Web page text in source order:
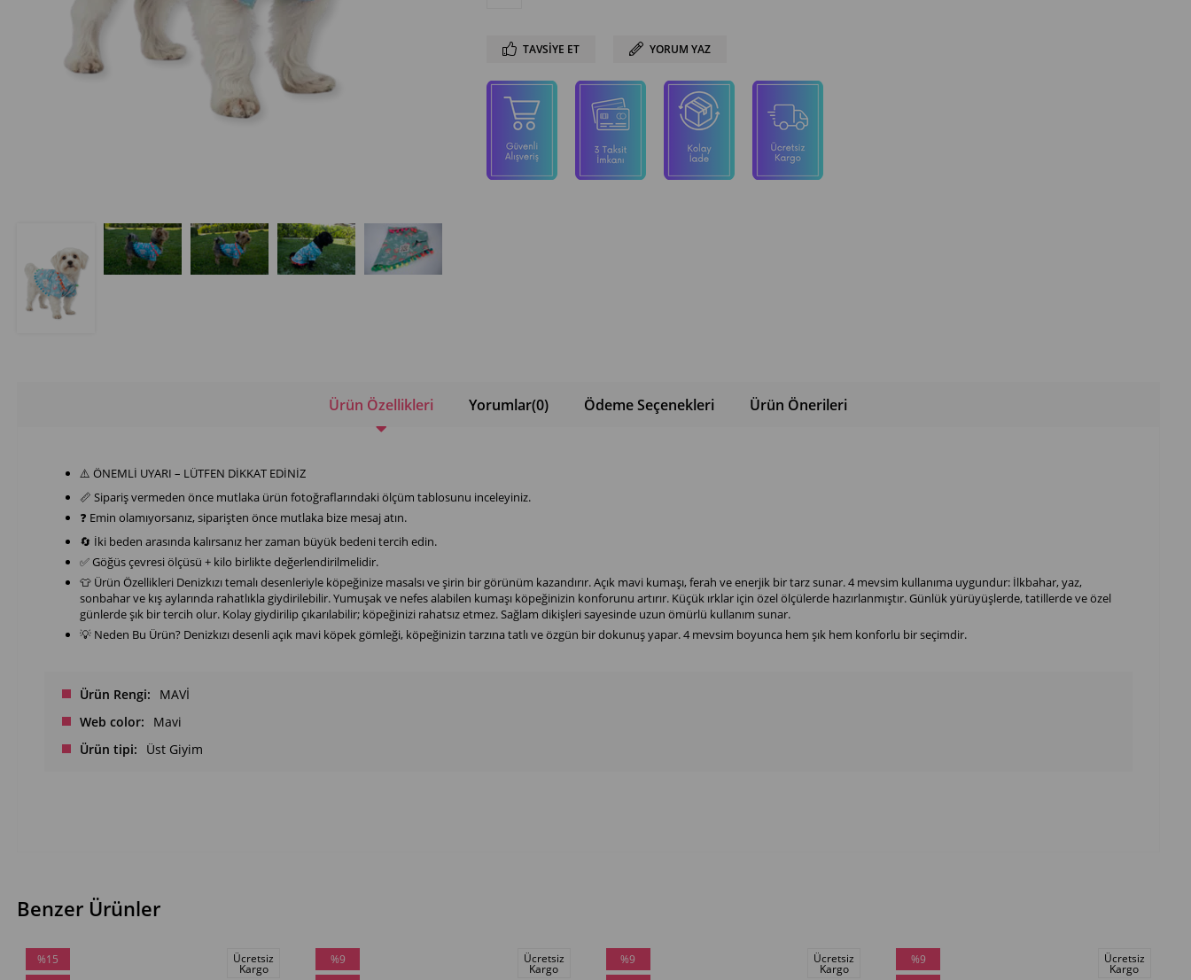
TAVSIYE ET YORUM YAZ
Ürün Özellikleri Yorumlar(0) Ödeme Seçenekleri Ürün Önerileri
⚠️ ÖNEMLİ UYARI – LÜTFEN DİKKAT EDİNİZ
📏 Sipariş vermeden önce mutlaka ürün fotoğraflarındaki ölçüm tablosunu inceleyiniz.
❓ Emin olamıyorsanız, siparişten önce mutlaka bize mesaj atın.
🔄 İki beden arasında kalırsanız her zaman büyük bedeni tercih edin.
✅ Göğüs çevresi ölçüsü + kilo birlikte değerlendirilmelidir.
👕 Ürün Özellikleri Denizkızı temalı desenleriyle köpeğinize masalsı ve şirin bir görünüm kazandırır. Açık mavi kumaşı, ferah ve enerjik bir tarz sunar. 4 mevsim kullanıma uygundur: İlkbahar, yaz,
sonbahar ve kış aylarında rahatlıkla giydirilebilir. Yumuşak ve nefes alabilen kumaşı köpeğinizin konforunu artırır. Küçük ırklar için özel ölçülerde hazırlanmıştır. Günlük yürüyüşlerde, tatillerde ve özel
günlerde şık bir tercih olur. Kolay giydirilip çıkarılabilir; köpeğinizi rahatsız etmez. Sağlam dikişleri sayesinde uzun ömürlü kullanım sunar.
💡 Neden Bu Ürün? Denizkızı desenli açık mavi köpek gömleği, köpeğinizin tarzına tatlı ve özgün bir dokunuş yapar. 4 mevsim boyunca hem şık hem konforlu bir seçimdir.
Ürün Rengi
MAVİ
Web color
Mavi
Ürün tipi
Üst Giyim
Benzer Ürünler
%15
Ücretsiz
Kargo
%9
Ücretsiz
Kargo
%9
Ücretsiz
Kargo
%9
Ücretsiz
Kargo